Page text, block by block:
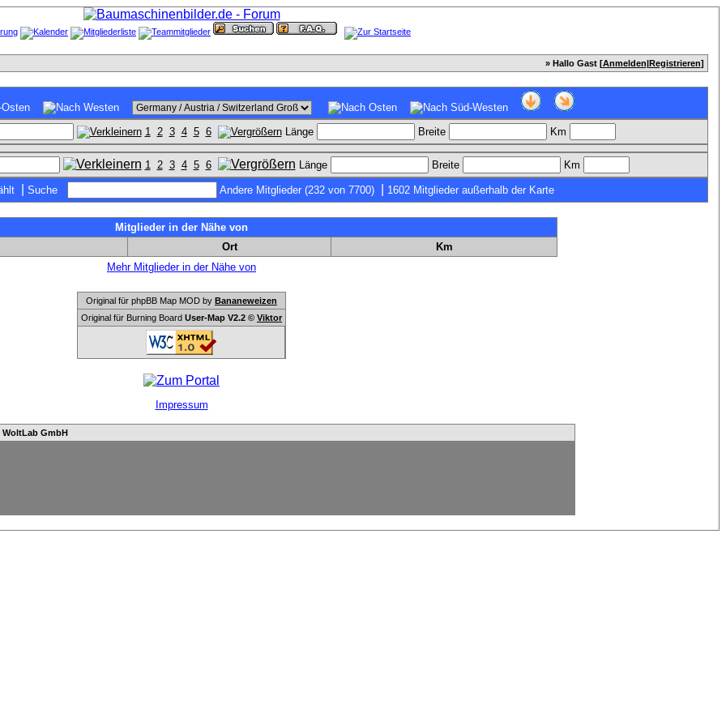
» Hallo Gast [Anmelden|Registrieren]
1 2 3 4 5 6 Länge Breite Km
1 2 3 4 5 6 Länge Breite Km
Suche Andere Mitglieder (232 von 7700) 1602 Mitglieder außerhalb der Karte
Mitglieder in der Nähe von
Ort
Km
Mehr Mitglieder in der Nähe von
Original für phpBB Map MOD by Bananeweizen
Original für Burning Board User-Map V2.2 © Viktor
Impressum
WoltLab GmbH